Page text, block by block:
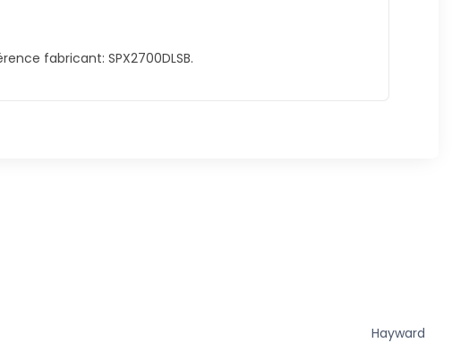
fabricant: SPX2700DLSB.
Hayward